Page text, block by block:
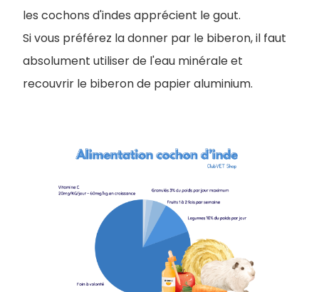
les cochons d'indes apprécient le gout.
Si vous préférez la donner par le biberon, il faut
absolument utiliser de l'eau minérale et
recouvrir le biberon de papier aluminium.